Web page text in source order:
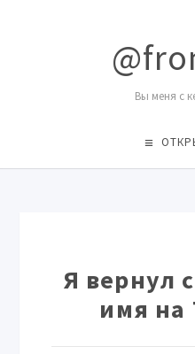
Вы меня с
Я вернул
имя на